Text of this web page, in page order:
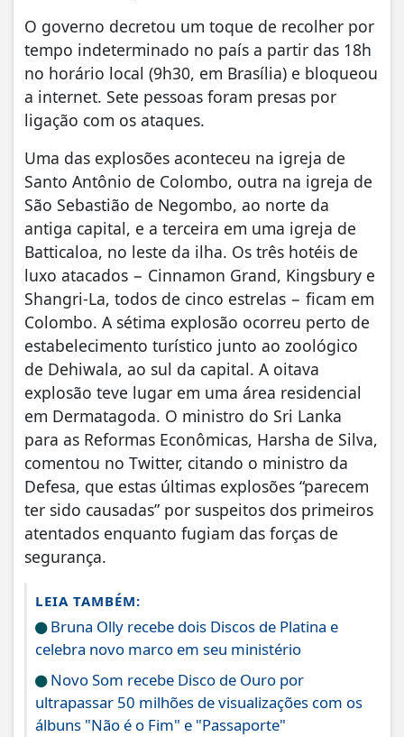
O governo decretou um toque de recolher por
tempo indeterminado no país a partir das 18h
no horário local (9h30, em Brasília) e bloqueou
a internet. Sete pessoas foram presas por
ligação com os ataques.
Uma das explosões aconteceu na igreja de
Santo Antônio de Colombo, outra na igreja de
São Sebastião de Negombo, ao norte da
antiga capital, e a terceira em uma igreja de
Batticaloa, no leste da ilha. Os três hotéis de
luxo atacados − Cinnamon Grand, Kingsbury e
Shangri-La, todos de cinco estrelas − ficam em
Colombo. A sétima explosão ocorreu perto de
estabelecimento turístico junto ao zoológico
de Dehiwala, ao sul da capital. A oitava
explosão teve lugar em uma área residencial
em Dermatagoda. O ministro do Sri Lanka
para as Reformas Econômicas, Harsha de Silva,
comentou no Twitter, citando o ministro da
Defesa, que estas últimas explosões “parecem
ter sido causadas” por suspeitos dos primeiros
atentados enquanto fugiam das forças de
segurança.
LEIA TAMBÉM:
Bruna Olly recebe dois Discos de Platina e
celebra novo marco em seu ministério
Novo Som recebe Disco de Ouro por
ultrapassar 50 milhões de visualizações com os
álbuns "Não é o Fim" e "Passaporte"